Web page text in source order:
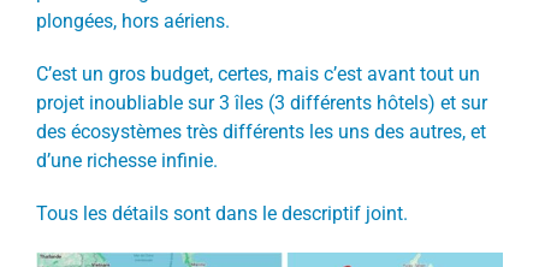
plongées, hors aériens.
C’est un gros budget, certes, mais c’est avant tout un
projet inoubliable sur 3 îles (3 différents hôtels) et sur
des écosystèmes très différents les uns des autres, et
d’une richesse infinie.
Tous les détails sont dans le descriptif joint.